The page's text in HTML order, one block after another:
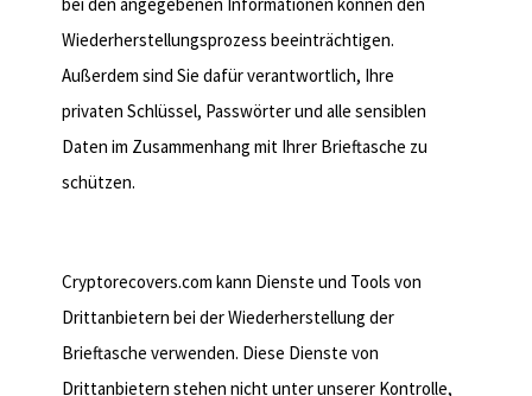
Wiederherstellungsprozess beeinträchtigen.
Außerdem sind Sie dafür verantwortlich, Ihre
privaten Schlüssel, Passwörter und alle sensiblen
Daten im Zusammenhang mit Ihrer Brieftasche zu
schützen.
Cryptorecovers.com kann Dienste und Tools von
Drittanbietern bei der Wiederherstellung der
Brieftasche verwenden. Diese Dienste von
Drittanbietern stehen nicht unter unserer Kontrolle,